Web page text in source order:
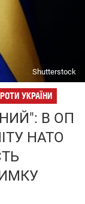
Shutterstock
УКРАЇНИ
В ОП
НАТО